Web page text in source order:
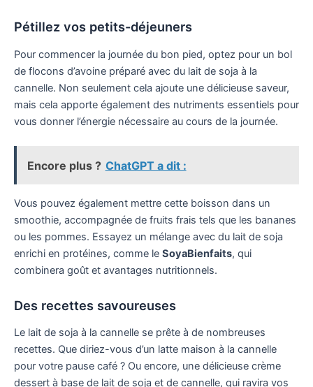
Pétillez vos petits-déjeuners
Pour commencer la journée du bon pied, optez pour un bol
de flocons d’avoine préparé avec du lait de soja à la
cannelle. Non seulement cela ajoute une délicieuse saveur,
mais cela apporte également des nutriments essentiels pour
vous donner l’énergie nécessaire au cours de la journée.
Encore plus ? ChatGPT a dit :
Vous pouvez également mettre cette boisson dans un
smoothie, accompagnée de fruits frais tels que les bananes
ou les pommes. Essayez un mélange avec du lait de soja
enrichi en protéines, comme le SoyaBienfaits, qui
combinera goût et avantages nutritionnels.
Des recettes savoureuses
Le lait de soja à la cannelle se prête à de nombreuses
recettes. Que diriez-vous d’un latte maison à la cannelle
pour votre pause café ? Ou encore, une délicieuse crème
dessert à base de lait de soja et de cannelle, qui ravira vos